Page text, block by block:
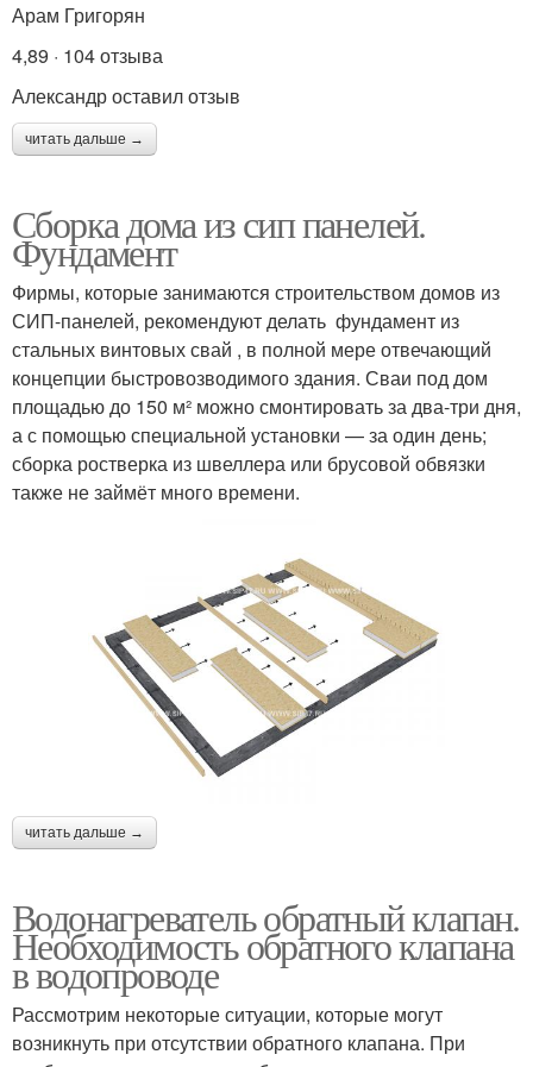
Арам Григорян
4,89 · 104 отзыва
Александр оставил отзыв
читать дальше →
Сборка дома из сип панелей.
Фундамент
Фирмы, которые занимаются строительством домов из
СИП-панелей, рекомендуют делать фундамент из
стальных винтовых свай , в полной мере отвечающий
концепции быстровозводимого здания. Сваи под дом
площадью до 150 м² можно смонтировать за два-три дня,
а с помощью специальной установки — за один день;
сборка ростверка из швеллера или брусовой обвязки
также не займёт много времени.
читать дальше →
Водонагреватель обратный клапан.
Необходимость обратного клапана
в водопроводе
Рассмотрим некоторые ситуации, которые могут
возникнуть при отсутствии обратного клапана. При